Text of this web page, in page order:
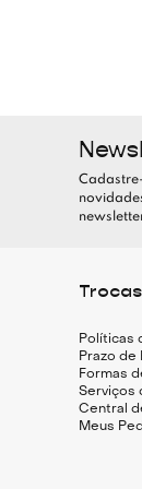
Políticas
Prazo de
Formas
Serviços
Central
Meus